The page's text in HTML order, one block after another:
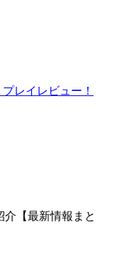
レイレビュー！
介【最新情報まと